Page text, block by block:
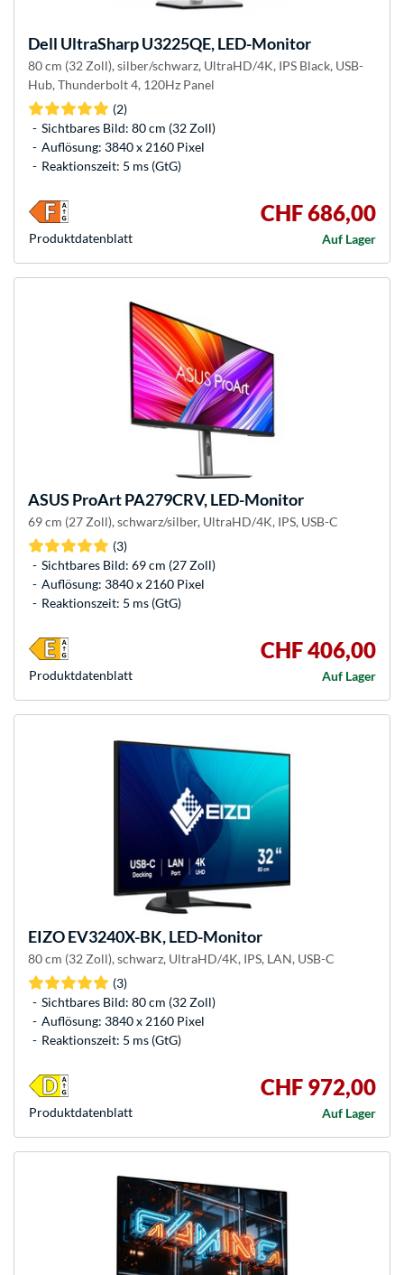
Dell UltraSharp U3225QE, LED-Monitor
80 cm (32 Zoll), silber/schwarz, UltraHD/4K, IPS Black, USB-
Hub, Thunderbolt 4, 120Hz Panel
(2)
Sichtbares Bild: 80 cm (32 Zoll)
Auflösung: 3840 x 2160 Pixel
Reaktionszeit: 5 ms (GtG)
CHF 686,00
Auf Lager
Produkt­datenblatt
ASUS ProArt PA279CRV, LED-Monitor
69 cm (27 Zoll), schwarz/silber, UltraHD/4K, IPS, USB-C
(3)
Sichtbares Bild: 69 cm (27 Zoll)
Auflösung: 3840 x 2160 Pixel
Reaktionszeit: 5 ms (GtG)
CHF 406,00
Auf Lager
Produkt­datenblatt
EIZOEV3240X-BK, LED-Monitor
80 cm (32 Zoll), schwarz, UltraHD/4K, IPS, LAN, USB-C
(3)
Sichtbares Bild: 80 cm (32 Zoll)
Auflösung: 3840 x 2160 Pixel
Reaktionszeit: 5 ms (GtG)
CHF 972,00
Auf Lager
Produkt­datenblatt